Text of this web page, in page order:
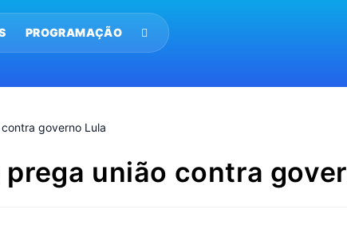
PROGRAMAÇÃO
união contra